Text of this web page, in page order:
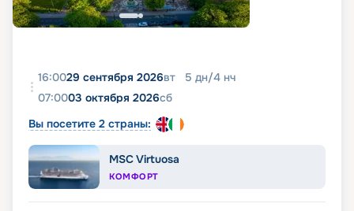
16:0029 сентября 2026вт 5 дн/4 нч
07:0003 октября 2026сб
Вы посетите 2 страны:
MSC Virtuosa
КОМФОРТ